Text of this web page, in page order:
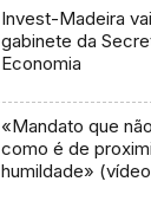
Invest-Madeira
gabinete da
Economia
«Mandato que
como é de
humildade»